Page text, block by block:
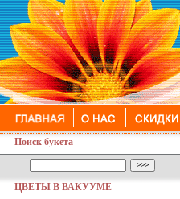
Поиск букета
ЦВЕТЫ В ВАКУУМЕ